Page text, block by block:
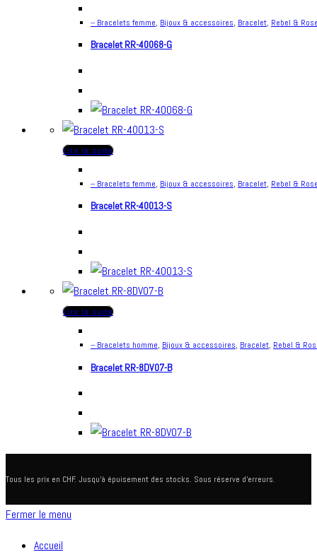
-- Bracelets femme, Bijoux & accessoires, Bracelet, Rebel &
Bracelet RR-40068-G
Lire la suite
-- Bracelets femme, Bijoux & accessoires, Bracelet, Rebel &
Bracelet RR-40013-S
Lire la suite
-- Bracelets homme, Bijoux & accessoires, Bracelet, Rebel &
Bracelet RR-8DV07-B
Tous les prix en CHF. Jusqu'à épuisement des stocks. Sous réserve d'erreurs.
Fermer le menu
Accueil